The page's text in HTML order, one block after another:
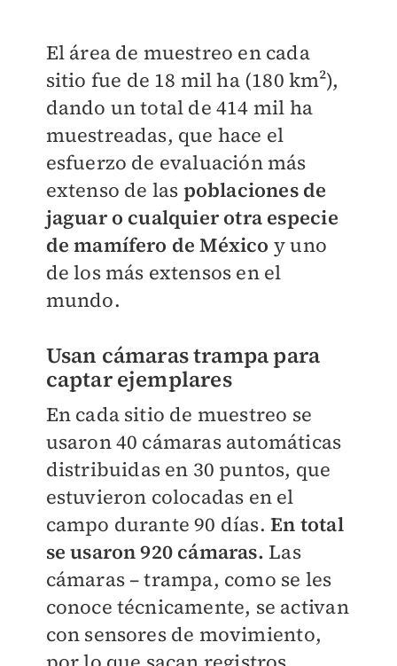
El área de muestreo en cada
sitio fue de 18 mil ha (180 km²),
dando un total de 414 mil ha
muestreadas, que hace el
esfuerzo de evaluación más
extenso de las poblaciones de
jaguar o cualquier otra especie
de mamífero de México y uno
de los más extensos en el
mundo.
Usan cámaras trampa para
captar ejemplares
En cada sitio de muestreo se
usaron 40 cámaras automáticas
distribuidas en 30 puntos, que
estuvieron colocadas en el
campo durante 90 días.En total
se usaron 920 cámaras.Las
cámaras – trampa, como se les
conoce técnicamente, se activan
con sensores de movimiento,